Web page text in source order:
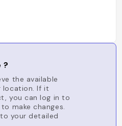
?
the available
location. If it
you can log in to
make changes.
your detailed